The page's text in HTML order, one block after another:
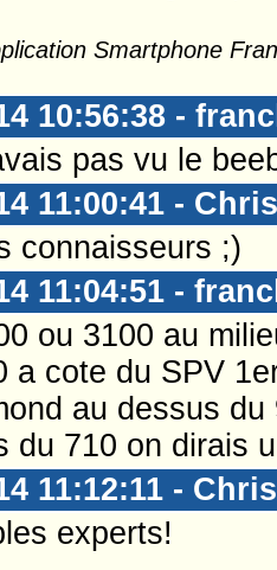
Smartphone
10:56:38 -
pas vu le
11:00:41 -
connaisseurs ;)
11:04:51 -
ou 3100 au
a cote du SPV
au dessus du
du 710 on dirais
11:12:11 -
experts!